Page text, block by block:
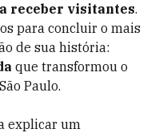
receber visitantes.
para concluir o mais
de sua história:
que transformou o
Paulo.
explicar um